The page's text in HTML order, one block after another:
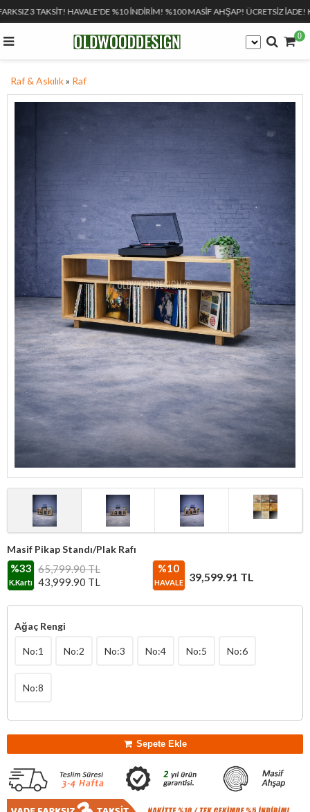
3 TAKSİT! HAVALE'DE %10 İNDİRİM! %100 MASİF AHŞAP! ÜCRETSİZ İADE!
0
Raf & Askılık» Raf
Masif Pikap Standı/Plak Rafı
%33
K.Kartı
65,799.90 TL
43,999.90 TL
%10
HAVALE 39,599.91 TL
Ağaç Rengi
No:1 No:2 No:3 No:4 No:5 No:6
No:8
Sepete Ekle